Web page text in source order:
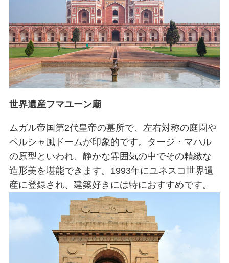
世界遺産フマユーン廟
ムガル帝国第2代皇帝の墓所で、左右対称の庭園や
ペルシャ風ドームが印象的です。タージ・マハル
の原型といわれ、静かな雰囲気の中でその精緻な
造形美を堪能できます。1993年にユネスコ世界遺
産に登録され、建築好きには特におすすめです。